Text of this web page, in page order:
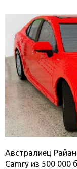
Австралиец
Camry из 500 000